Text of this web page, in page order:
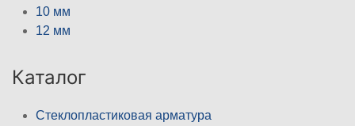
10 мм
12 мм
Каталог
Стеклопластиковая арматура